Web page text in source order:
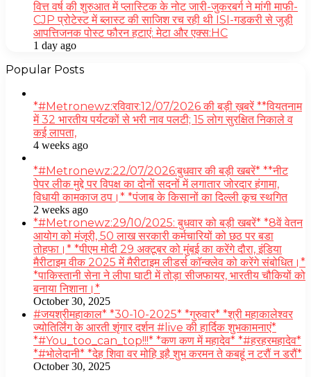
वित्त वर्ष की शुरुआत में प्लास्टिक के नोट जारी-जुकरबर्ग ने मांगी माफी-
CJP प्रोटेस्ट में ब्लास्ट की साजिश रच रही थी ISI-गडकरी से जुड़ी
आपत्तिजनक पोस्ट फौरन हटाएं: मेटा और एक्स:HC
1 day ago
Popular Posts
*#Metronewz:रविवार:12/07/2026 की बड़ी ख़बरें **वियतनाम
में 32 भारतीय पर्यटकों से भरी नाव पलटी; 15 लोग सुरक्षित निकाले व
कई लापता,
4 weeks ago
*#Metronewz:22/07/2026:बुधवार की बड़ी खबरें* **नीट
पेपर लीक मुद्दे पर विपक्ष का दोनों सदनों में लगातार जोरदार हंगामा,
विधायी कामकाज ठप।* *पंजाब के किसानों का दिल्ली कूच स्थगित
2 weeks ago
*#Metronewz:29/10/2025: बुधवार को बड़ी खबरें* *8वें वेतन
आयोग को मंजूरी, 50 लाख सरकारी कर्मचारियों को छठ पर बडा
तोहफा।* *पीएम मोदी 29 अक्टूबर को मुंबई का करेंगे दौरा, इंडिया
मैरीटाइम वीक 2025 में मैरीटाइम लीडर्स कॉन्क्लेव को करेंगे संबोधित।*
*पाकिस्तानी सेना ने लीपा घाटी में तोड़ा सीजफायर, भारतीय चौकियों को
बनाया निशाना।*
October 30, 2025
#जयश्रीमहाकाल* *30-10-2025* *गुरुवार* *श्री महाकालेश्वर
ज्योतिर्लिंग के आरती शृंगार दर्शन #live की हार्दिक शुभकामनाएं*
*#You_too_can_top!!!* *कण कण में महादेव* *#हरहरमहादेव*
*#भोलेदानी* *देह शिवा वर मोहि इहै शुभ करमन ते कबहूं न टरौं न डरौं*
October 30, 2025